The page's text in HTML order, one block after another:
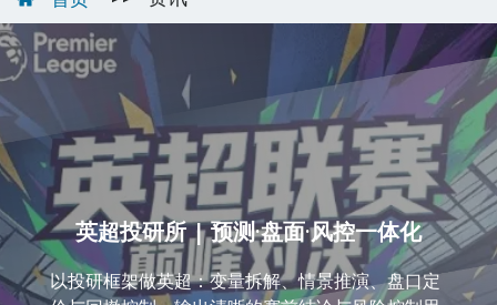
英超投研所 | 预测·盘面·风控一体化
以投研框架做英超：变量拆解、情景推演、盘口定